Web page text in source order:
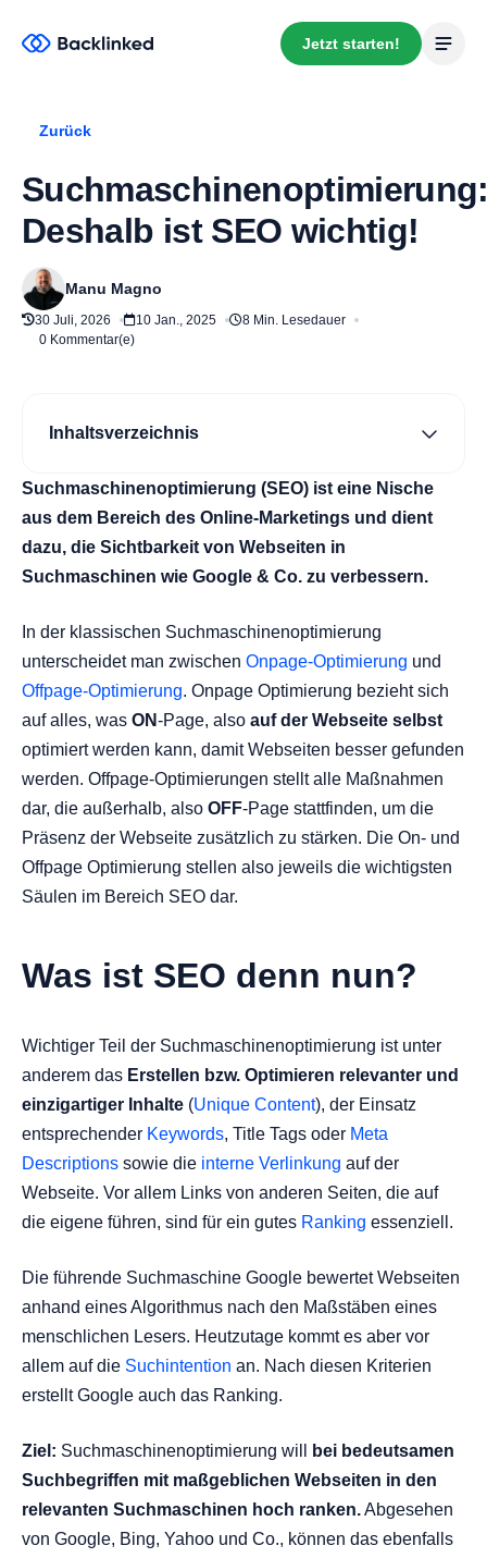
Jetzt starten!
Zurück
Deshalb ist SEO wichtig!
Manu Magno
30 Juli, 2026 10 Jan., 2025
8 Min. Lesedauer
0 Kommentar(e)
Inhaltsverzeichnis
Onpage SEO und Offpage SEO
Warum ist Suchmaschinenoptimierung wichtig?
Die dunkle Seite der SEO
Suchmaschinenoptimierung (SEO) ist eine Nische
aus dem Bereich des Online-Marketings und dient
dazu, die Sichtbarkeit von Webseiten in
Suchmaschinen wie Google & Co. zu verbessern.
In der klassischen Suchmaschinenoptimierung
unterscheidet man zwischen Onpage-Optimierung und
Offpage-Optimierung. Onpage Optimierung bezieht sich
auf alles, was ON-Page, also auf der Webseite selbst
optimiert werden kann, damit Webseiten besser gefunden
werden. Offpage-Optimierungen stellt alle Maßnahmen
dar, die außerhalb, also OFF-Page stattfinden, um die
Präsenz der Webseite zusätzlich zu stärken. Die On- und
Offpage Optimierung stellen also jeweils die wichtigsten
Säulen im Bereich SEO dar.
Was ist SEO denn nun?
Wichtiger Teil der Suchmaschinenoptimierung ist unter
anderem das Erstellen bzw. Optimieren relevanter und
einzigartiger Inhalte (Unique Content), der Einsatz
entsprechender Keywords, Title Tags oder Meta
Descriptions sowie die interne Verlinkung auf der
Webseite. Vor allem Links von anderen Seiten, die auf
die eigene führen, sind für ein gutes Ranking essenziell.
Die führende Suchmaschine Google bewertet Webseiten
anhand eines Algorithmus nach den Maßstäben eines
menschlichen Lesers. Heutzutage kommt es aber vor
allem auf die Suchintention an. Nach diesen Kriterien
erstellt Google auch das Ranking.
Ziel: Suchmaschinenoptimierung will
bei bedeutsamen
Suchbegriffen mit maßgeblichen Webseiten in den
relevanten Suchmaschinen hoch ranken.Abgesehen
von Google, Bing, Yahoo und Co., können das ebenfalls